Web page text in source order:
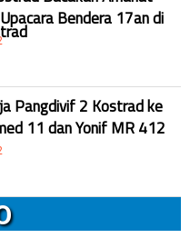
Bendera 17an di
Pangdivif 2 Kostrad ke
11 dan Yonif MR 412